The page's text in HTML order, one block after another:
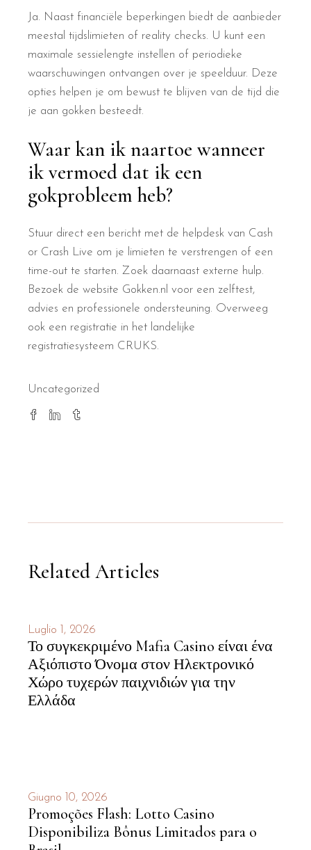
Ja. Naast financiële beperkingen biedt de aanbieder
meestal tijdslimieten of reality checks. U kunt een
maximale sessielengte instellen of periodieke
waarschuwingen ontvangen over je speelduur. Deze
opties helpen je om bewust te blijven van de tijd die
je aan gokken besteedt.
Waar kan ik naartoe wanneer
ik vermoed dat ik een
gokprobleem heb?
Stuur direct een bericht met de helpdesk van Cash
or Crash Live om je limieten te verstrengen of een
time-out te starten. Zoek daarnaast externe hulp.
Bezoek de website Gokken.nl voor een zelftest,
advies en professionele ondersteuning. Overweeg
ook een registratie in het landelijke
registratiesysteem CRUKS.
Uncategorized
Related Articles
Luglio 1, 2026
Το συγκεκριμένο Mafia Casino είναι ένα
Αξιόπιστο Όνομα στον Ηλεκτρονικό
Χώρο τυχερών παιχνιδιών για την
Ελλάδα
Giugno 10, 2026
Promoções Flash: Lotto Casino
Disponibiliza Bônus Limitados para o